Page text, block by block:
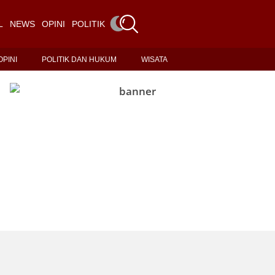
NEWS OPINI POLITIK DAN HUKUM
POLITIK DAN HUKUM WISATA